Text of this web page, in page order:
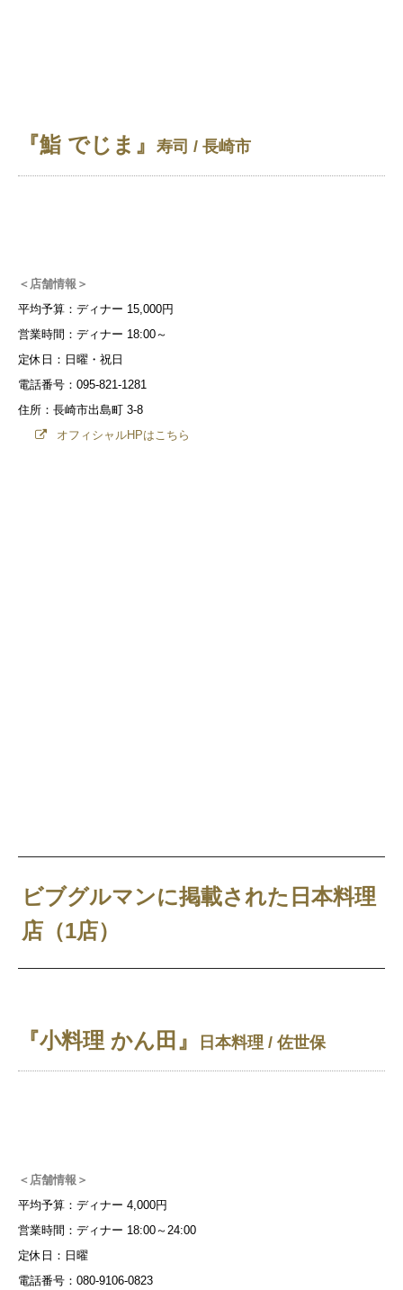
『鮨 でじま』 寿司 / 長崎市
＜店舗情報＞
平均予算：ディナー 15,000円
営業時間：ディナー 18:00～
定休日：日曜・祝日
電話番号：095-821-1281
住所：長崎市出島町 3-8
オフィシャルHPはこちら
ビブグルマンに掲載された日本料理
店（1店）
『小料理 かん田』 日本料理 / 佐世保
＜店舗情報＞
平均予算：ディナー 4,000円
営業時間：ディナー 18:00～24:00
定休日：日曜
電話番号：080-9106-0823